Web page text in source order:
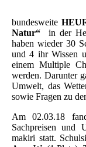
bundesweite
Natur“ in der
haben wieder 30
und 4 ihr Wissen
einem Multiple
werden. Darunter
Umwelt, das
sowie Fragen zu
Am 02.03.18
Sachpreisen und
makiri statt.